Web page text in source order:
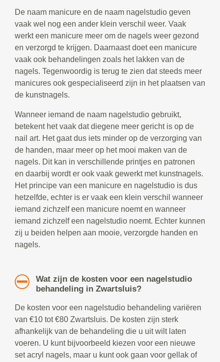
De naam manicure en de naam nagelstudio geven
vaak wel nog een ander klein verschil weer. Vaak
werkt een manicure meer om de nagels weer gezond
en verzorgd te krijgen. Daarnaast doet een manicure
vaak ook behandelingen zoals het lakken van de
nagels. Tegenwoordig is terug te zien dat steeds meer
manicures ook gespecialiseerd zijn in het plaatsen van
de kunstnagels.
Wanneer iemand de naam nagelstudio gebruikt,
betekent het vaak dat diegene meer gericht is op de
nail art. Het gaat dus iets minder op de verzorging van
de handen, maar meer op het mooi maken van de
nagels. Dit kan in verschillende printjes en patronen
en daarbij wordt er ook vaak gewerkt met kunstnagels.
Het principe van een manicure en nagelstudio is dus
hetzelfde, echter is er vaak een klein verschil wanneer
iemand zichzelf een manicure noemt en wanneer
iemand zichzelf een nagelstudio noemt. Echter kunnen
zij u beiden helpen aan mooie, verzorgde handen en
nagels.
Wat zijn de kosten voor een nagelstudio
behandeling in Zwartsluis?
De kosten voor een nagelstudio behandeling variëren
van €10 tot €80 Zwartsluis. De kosten zijn sterk
afhankelijk van de behandeling die u uit wilt laten
voeren. U kunt bijvoorbeeld kiezen voor een nieuwe
set acryl nagels, maar u kunt ook gaan voor gellak of